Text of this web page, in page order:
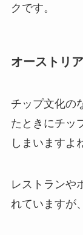
クです。
オーストリ
チップ文化の
たときにチッ
しまいますよ
レストランや
れていますが、